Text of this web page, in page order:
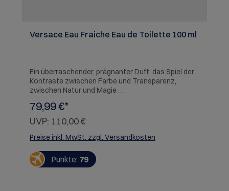
Versace Eau Fraiche Eau de Toilette 100 ml
Ein überraschender, prägnanter Duft: das Spiel der
Kontraste zwischen Farbe und Transparenz,
zwischen Natur und Magie . . .
79,99 €*
UVP: 110,00 €
Preise inkl. MwSt. zzgl. Versandkosten
Punkte: 79